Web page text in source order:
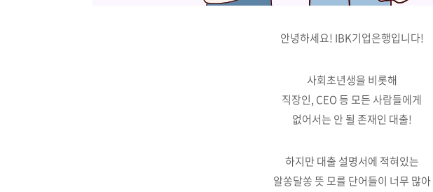
안녕하세요! IBK기업은행입니다!
사회초년생을 비롯해
직장인, CEO 등 모든 사람들에게
없어서는 안 될 존재인 대출!
하지만 대출 설명서에 적혀있는
알쏭달쏭 뜻 모를 단어들이 너무 많아